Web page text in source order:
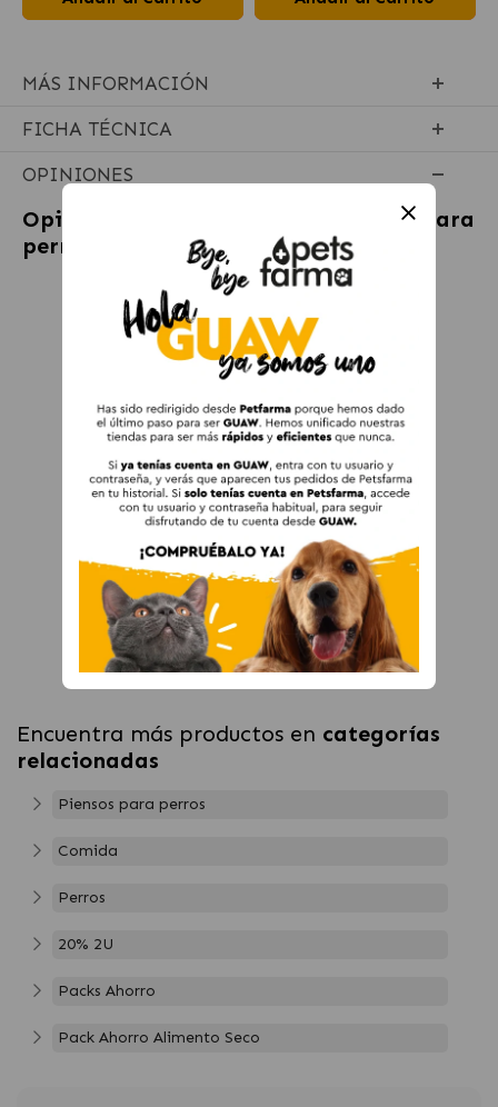
MÁS INFORMACIÓN
FICHA TÉCNICA
OPINIONES
Opiniones sobre
Pienso Calibra Life para
perros minis mayores con cordero
Encuentra más productos en categorías
relacionadas
Piensos para perros
Comida
Perros
20% 2U
Packs Ahorro
Pack Ahorro Alimento Seco